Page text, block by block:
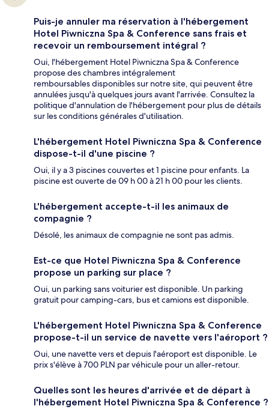
Puis-je annuler ma réservation à l'hébergement
Hotel Piwniczna Spa & Conference sans frais et
recevoir un remboursement intégral ?
Oui, l'hébergement Hotel Piwniczna Spa & Conference
propose des chambres intégralement
remboursables disponibles sur notre site, qui peuvent être
annulées jusqu'à quelques jours avant l'arrivée. Consultez la
politique d'annulation de l'hébergement pour plus de détails
sur les conditions générales d'utilisation.
L'hébergement Hotel Piwniczna Spa & Conference
dispose-t-il d'une piscine ?
Oui, il y a 3 piscines couvertes et 1 piscine pour enfants. La
piscine est ouverte de 09 h 00 à 21 h 00 pour les clients.
L'hébergement accepte-t-il les animaux de
compagnie ?
Désolé, les animaux de compagnie ne sont pas admis.
Est-ce que Hotel Piwniczna Spa & Conference
propose un parking sur place ?
Oui, un parking sans voiturier est disponible. Un parking
gratuit pour camping-cars, bus et camions est disponible.
L'hébergement Hotel Piwniczna Spa & Conference
propose-t-il un service de navette vers l'aéroport ?
Oui, une navette vers et depuis l'aéroport est disponible. Le
prix s'élève à 700 PLN par véhicule pour un aller-retour.
Quelles sont les heures d'arrivée et de départ à
l'hébergement Hotel Piwniczna Spa & Conference ?